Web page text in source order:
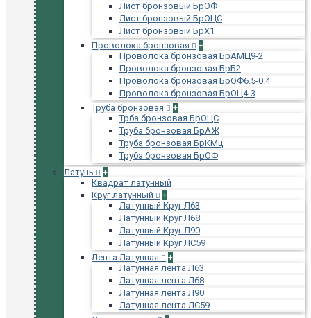
Лист бронзовый БрОФ
Лист бронзовый БрОЦС
Лист бронзовый БрХ1
Проволока бронзовая
+
Проволока бронзовая БрАМЦ9-2
Проволока бронзовая БрБ2
Проволока бронзовая БрОФ6.5-0.4
Проволока бронзовая БрОЦ4-3
Труба бронзовая
+
Трба бронзовая БрОЦС
Труба бронзовая БрАЖ
Труба бронзовая БрКМц
Труба бронзовая БрОФ
Латунь
+
Квадрат латунный
Круг латунный
+
Латунный Круг Л63
Латунный Круг Л68
Латунный Круг Л90
Латунный Круг ЛС59
Лента Латунная
+
Латунная лента Л63
Латунная лента Л68
Латунная лента Л90
Латунная лента ЛС59